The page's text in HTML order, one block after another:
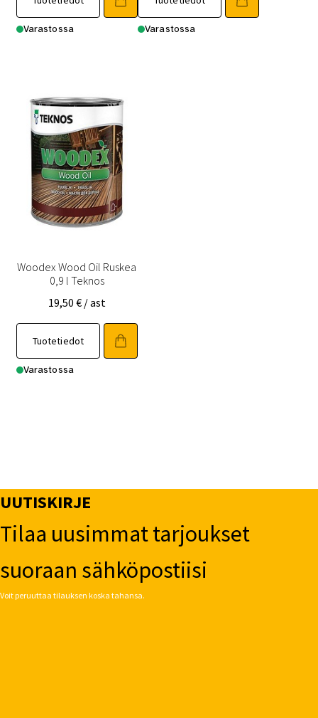
Varastossa Varastossa
Woodex Wood Oil Ruskea
0,9 l Teknos
19,50 € / ast
Tuotetiedot
Varastossa
UUTISKIRJE
Tilaa uusimmat tarjoukset
suoraan sähköpostiisi
Voit peruuttaa tilauksen koska tahansa.